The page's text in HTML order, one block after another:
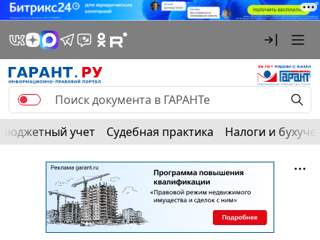
Бюджетный учет Судебная практика Налоги и